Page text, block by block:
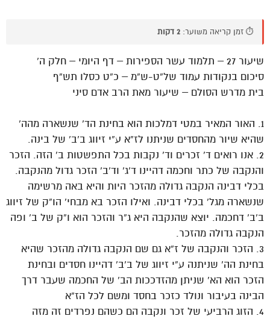
⏱️ זמן קריאה משוער: 2 דקות
שיעור 27 – תלמוד עשר הספירות – דף היומי – חלק ה’
סיכום בנקודות עמוד של”ט-ש”מ – כ”ט כסלו תש”ף
בית מדרש הסולם – שיעור מאת הרב אדם סיני
1. האור המאיר במטי דמלכות הוא בחינת הד’ שנשארה מהה’
שהיא שיור מהחסדים שניתנו לז”א ע”י זיווג ב’ב’ של בינה.
2. אנו רואים ד’ זכרים וד’ נקבות בכל התפשטות ב’ הזה. הזכר
והנקבה של כתר וחכמה דהיינו ד’ג’ וד’ב’ הזכר גדול מהנקבה.
בכלי דבינה הנקבה גדולה מהזכר היות והיא באה מרשימה
שנשארה מגל’ בכלי דבינה. ואילו הזכר בא מבחי’ הו”ק של זיווג
ב’ב’ דחכמה. יוצא שהנקבה היא ג”ר והזכר הוא ו”ק של ב’ ופה
הנקבה גדולה מהזכר.
3. הזכר והנקבה של ז”א גם שם הנקבה גדולה מהזכר שהיא
בחינת הה’ שניתנה ע”י זיווג של ב’ב’ דהיינו חסדים ובחינת
הזכר הוא הא’ שניתן מהזדככות הב’ של החכמה שעבר דרך
הבינה בעיבור ונולד כזכר בחסד ומשם לכל הז”א
4. הזוג הרביעי של זכר ונקבה הם כשהם נפרדים זה מזה